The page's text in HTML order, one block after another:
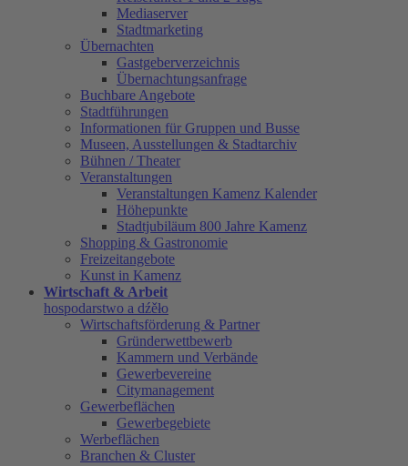
Mediaserver
Stadtmarketing
Übernachten
Gastgeberverzeichnis
Übernachtungsanfrage
Buchbare Angebote
Stadtführungen
Informationen für Gruppen und Busse
Museen, Ausstellungen & Stadtarchiv
Bühnen / Theater
Veranstaltungen
Veranstaltungen Kamenz Kalender
Höhepunkte
Stadtjubiläum 800 Jahre Kamenz
Shopping & Gastronomie
Freizeitangebote
Kunst in Kamenz
Wirtschaft & Arbeit
hospodarstwo a dźěło
Wirtschaftsförderung & Partner
Gründerwettbewerb
Kammern und Verbände
Gewerbevereine
Citymanagement
Gewerbeflächen
Gewerbegebiete
Werbeflächen
Branchen & Cluster